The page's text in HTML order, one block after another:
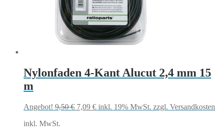
Nylonfaden 4-Kant Alucut 2,4 mm 15
m
Angebot! 9,50€ Ursprünglicher
7,09 €Aktueller
inkl. 19% MwSt. zzgl. Versandkosten
inkl. MwSt.